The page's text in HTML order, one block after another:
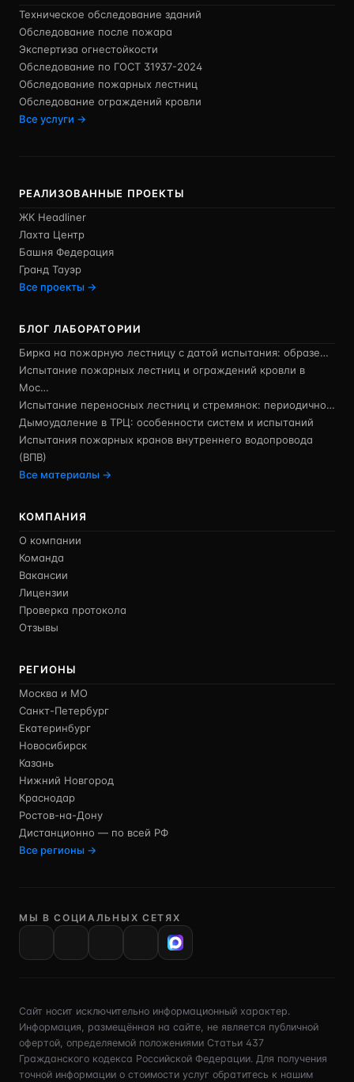
Техническое обследование зданий
Обследование после пожара
Экспертиза огнестойкости
Обследование по ГОСТ 31937-2024
Обследование пожарных лестниц
Обследование ограждений кровли
Все услуги →
РЕАЛИЗОВАННЫЕ ПРОЕКТЫ
ЖК Headliner
Лахта Центр
Башня Федерация
Гранд Тауэр
Все проекты →
БЛОГ ЛАБОРАТОРИИ
Бирка на пожарную лестницу с датой испытания: образе…
Испытание пожарных лестниц и ограждений кровли в
Мос…
Испытание переносных лестниц и стремянок: периодично…
Дымоудаление в ТРЦ: особенности систем и испытаний
Испытания пожарных кранов внутреннего водопровода
(ВПВ)
Все материалы →
КОМПАНИЯ
О компании
Команда
Вакансии
Лицензии
Проверка протокола
Отзывы
РЕГИОНЫ
Москва и МО
Санкт-Петербург
Екатеринбург
Новосибирск
Казань
Нижний Новгород
Краснодар
Ростов-на-Дону
Дистанционно — по всей РФ
Все регионы →
МЫ В СОЦИАЛЬНЫХ СЕТЯХ
Сайт носит исключительно информационный характер.
Информация, размещённая на сайте, не является публичной
офертой, определяемой положениями Статьи 437
Гражданского кодекса Российской Федерации. Для получения
точной информации о стоимости услуг обратитесь к нашим